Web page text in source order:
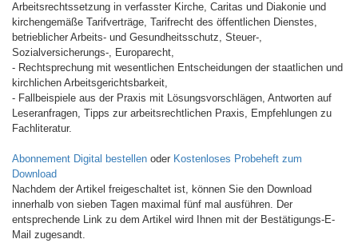
Arbeitsrechtssetzung in verfasster Kirche, Caritas und Diakonie und
kirchengemäße Tarifverträge, Tarifrecht des öffentlichen Dienstes,
betrieblicher Arbeits- und Gesundheitsschutz, Steuer-,
Sozialversicherungs-, Europarecht,
- Rechtsprechung mit wesentlichen Entscheidungen der staatlichen und
kirchlichen Arbeitsgerichtsbarkeit,
- Fallbeispiele aus der Praxis mit Lösungsvorschlägen, Antworten auf
Leseranfragen, Tipps zur arbeitsrechtlichen Praxis, Empfehlungen zu
Fachliteratur.
Abonnement Digital bestellen oder Kostenloses Probeheft zum
Download
Nachdem der Artikel freigeschaltet ist, können Sie den Download
innerhalb von sieben Tagen maximal fünf mal ausführen. Der
entsprechende Link zu dem Artikel wird Ihnen mit der Bestätigungs-E-
Mail zugesandt.